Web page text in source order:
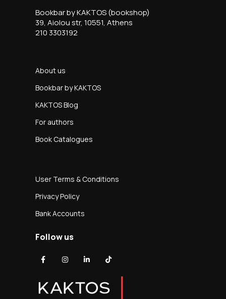
Bookbar by KAKTOS (bookshop)
39, Aiolou str, 10551, Athens
210 3303192
About us
Bookbar by KAKTOS
KAKTOS Blog
For authors
Book Catalogues
User Terms & Conditions
Privacy Policy
Bank Accounts
Follow us